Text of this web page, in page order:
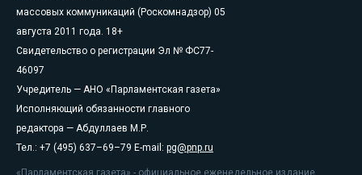
массовых коммуникаций (Роскомнадзор) 05
августа 2011 года. 18+
Свидетельство о регистрации Эл № ФС77-
46097
Учредитель — АНО «Парламентская газета»
Исполняющий обязанности главного
редактора — Абдуллаев М.Р.
Тел.: +7 (495) 637–69–79 E-mail: pg@pnp.ru
«Парламентская газета» - официальное еженедельное издание